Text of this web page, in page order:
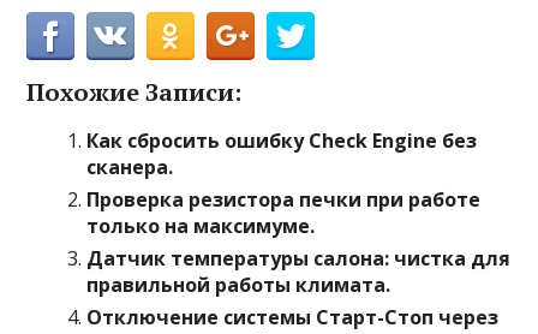
Похожие Записи:
Как сбросить ошибку Check Engine без
сканера.
Проверка резистора печки при работе
только на максимуме.
Датчик температуры салона: чистка для
правильной работы климата.
Отключение системы Старт-Стоп через